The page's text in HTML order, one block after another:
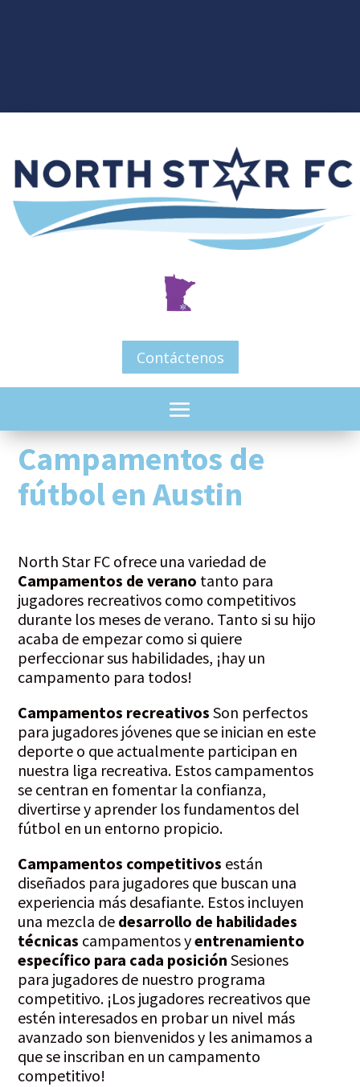
Contáctenos
Campamentos de
fútbol en Austin
North Star FC ofrece una variedad de
Campamentos de verano tanto para
jugadores recreativos como competitivos
durante los meses de verano. Tanto si su hijo
acaba de empezar como si quiere
perfeccionar sus habilidades, ¡hay un
campamento para todos!
Campamentos recreativos Son perfectos
para jugadores jóvenes que se inician en este
deporte o que actualmente participan en
nuestra liga recreativa. Estos campamentos
se centran en fomentar la confianza,
divertirse y aprender los fundamentos del
fútbol en un entorno propicio.
Campamentos competitivos están
diseñados para jugadores que buscan una
experiencia más desafiante. Estos incluyen
una mezcla de desarrollo de habilidades
técnicas campamentos yentrenamiento
específico para cada posición Sesiones
para jugadores de nuestro programa
competitivo. ¡Los jugadores recreativos que
estén interesados en probar un nivel más
avanzado son bienvenidos y les animamos a
que se inscriban en un campamento
competitivo!